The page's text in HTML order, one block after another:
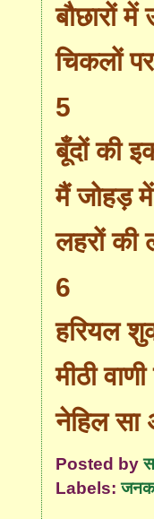
बौछारों
चिकलों
5
बूँदों की
मैं जोहड़ में
लहरों की
6
हरियल
मीठी
नेहिल सा
Posted by
Labels:जनक